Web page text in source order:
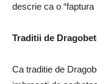
descrie ca o
Traditii de
Ca traditie de